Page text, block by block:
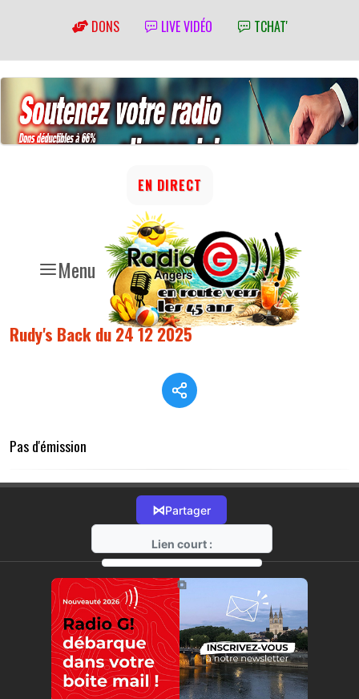
DONS LIVE VIDÉO TCHAT'
Menu
EN DIRECT
Rudy's Back du 24 12 2025
Pas d'émission
⋈Partager
Lien court :
https://radio-g.fr?20000
⧉